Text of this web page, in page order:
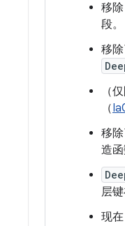
移除
段
移
（
（
移
造
层
现